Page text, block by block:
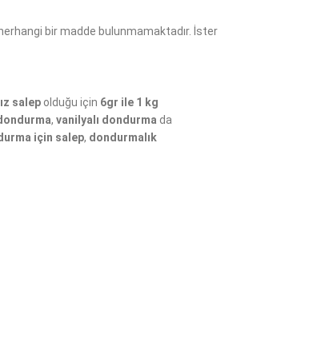
bir madde bulunmamaktadır. İster
salep olduğu için 6gr ile 1 kg
, vanilyalı dondurma da
için salep, dondurmalık